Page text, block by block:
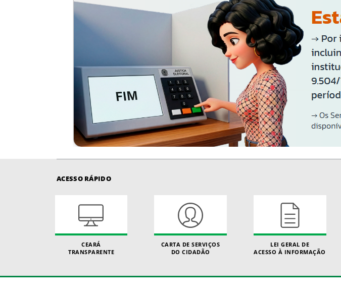
ACESSO RÁPIDO
CEARÁ
TRANSPARENTE
CARTA DE SERVIÇOS
DO CIDADÃO
LEI GERAL DE
ACESSO À INFORMAÇÃO